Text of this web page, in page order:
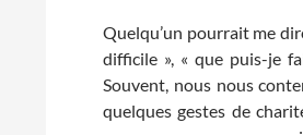
Quelqu’un pourrait me
difficile », « que puis-je
Souvent, nous nous
quelques gestes de